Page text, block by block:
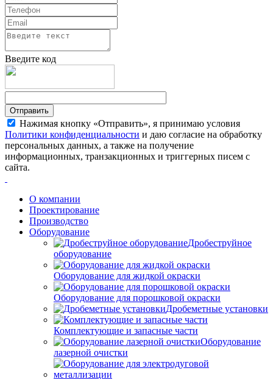
Введите код
Нажимая кнопку «Отправить», я принимаю условия
Политики конфиденциальности и даю согласие на обработку
персональных данных, а также на получение
информационных, транзакционных и триггерных писем с
сайта.
О компании
Проектирование
Производство
Оборудование
Дробеструйное
оборудование
Оборудование для жидкой окраски
Оборудование для порошковой окраски
Дробеметные установки
Комплектующие и запасные части
Оборудование
лазерной очистки